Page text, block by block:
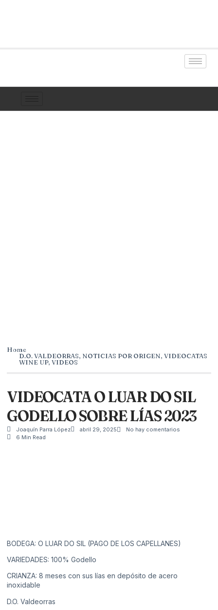
Home
D.O. VALDEORRAS, NOTICIAS POR ORIGEN, VIDEOCATAS
WINE UP, VIDEOS
VIDEOCATA O LUAR DO SIL
GODELLO SOBRE LÍAS 2023
Joaquín Parra López abril 29, 2025
No hay comentarios
6 Min Read
BODEGA: O LUAR DO SIL (PAGO DE LOS CAPELLANES)
VARIEDADES: 100% Godello
CRIANZA: 8 meses con sus lías en depósito de acero
inoxidable
D.O. Valdeorras